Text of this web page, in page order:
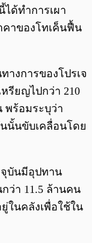
ด้ทำการเผา
คาของโทเค็นฟื้น
างการของโปรเจ
รียญไปกว่า 210
พร้อมระบุว่า
นนั้นขับเคลื่อนโดย
จุบันมีอุปทาน
ว่า 11.5 ล้านคน
ในคลังเพื่อใช้ใน